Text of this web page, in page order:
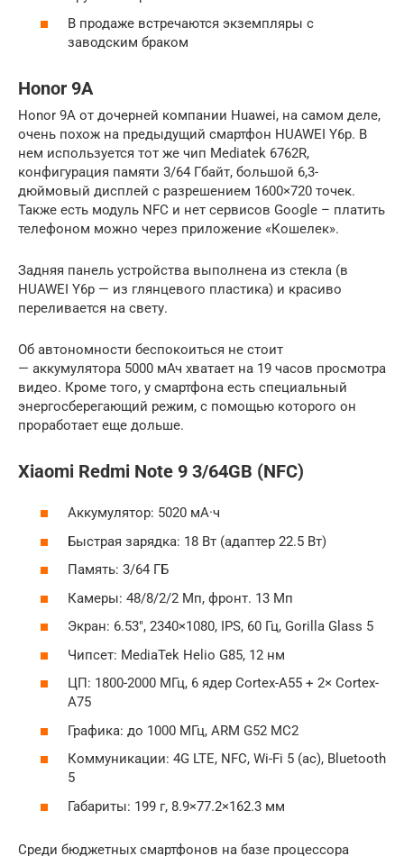
В продаже встречаются экземпляры с
заводским браком
Honor 9A
Honor 9A от дочерней компании Huawei, на самом деле,
очень похож на предыдущий смартфон HUAWEI Y6p. В
нем используется тот же чип Mediatek 6762R,
конфигурация памяти 3/64 Гбайт, большой 6,3-
дюймовый дисплей с разрешением 1600×720 точек.
Также есть модуль NFC и нет сервисов Google – платить
телефоном можно через приложение «Кошелек».
Задняя панель устройства выполнена из стекла (в
HUAWEI Y6p — из глянцевого пластика) и красиво
переливается на свету.
Об автономности беспокоиться не стоит
— аккумулятора 5000 мАч хватает на 19 часов просмотра
видео. Кроме того, у смартфона есть специальный
энергосберегающий режим, с помощью которого он
проработает еще дольше.
Xiaomi Redmi Note 9 3/64GB (NFC)
Аккумулятор: 5020 мА·ч
Быстрая зарядка: 18 Вт (адаптер 22.5 Вт)
Память: 3/64 ГБ
Камеры: 48/8/2/2 Мп, фронт. 13 Мп
Экран: 6.53″, 2340×1080, IPS, 60 Гц, Gorilla Glass 5
Чипсет: MediaTek Helio G85, 12 нм
ЦП: 1800-2000 МГц, 6 ядер Cortex-A55 + 2× Cortex-
A75
Графика: до 1000 МГц, ARM G52 MC2
Коммуникации: 4G LTE, NFC, Wi-Fi 5 (ac), Bluetooth
5
Габариты: 199 г, 8.9×77.2×162.3 мм
Среди бюджетных смартфонов на базе процессора